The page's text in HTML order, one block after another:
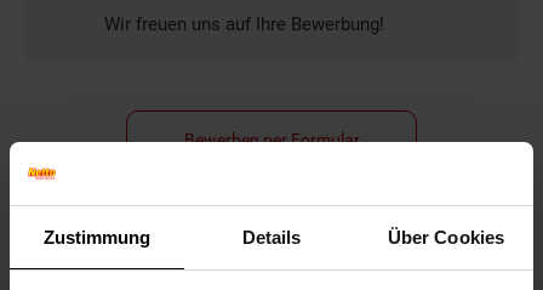
Zustimmung Details Über Cookies
Wir freuen uns auf Ihre Bewerbung!
Bewerben per Formular
Folge uns auf Social Media!